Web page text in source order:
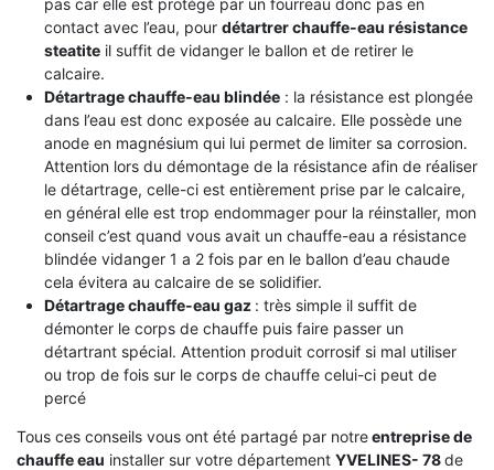
contact avec l’eau, pour détartrer chauffe-eau résistance
steatiteil suffit de vidanger le ballon et de retirer le
calcaire.
Détartrage chauffe-eau blindée: la résistance est plongée
dans l’eau est donc exposée au calcaire. Elle possède une
anode en magnésium qui lui permet de limiter sa corrosion.
Attention lors du démontage de la résistance afin de réaliser
le détartrage, celle-ci est entièrement prise par le calcaire,
en général elle est trop endommager pour la réinstaller, mon
conseil c’est quand vous avait un chauffe-eau a résistance
blindée vidanger 1 a 2 fois par en le ballon d’eau chaude
cela évitera au calcaire de se solidifier.
Détartrage chauffe-eau gaz : très simple il suffit de
démonter le corps de chauffe puis faire passer un
détartrant spécial. Attention produit corrosif si mal utiliser
ou trop de fois sur le corps de chauffe celui-ci peut de
percé
Tous ces conseils vous ont été partagé par notreentreprise de
chauffe eau installer sur votre département YVELINES- 78de